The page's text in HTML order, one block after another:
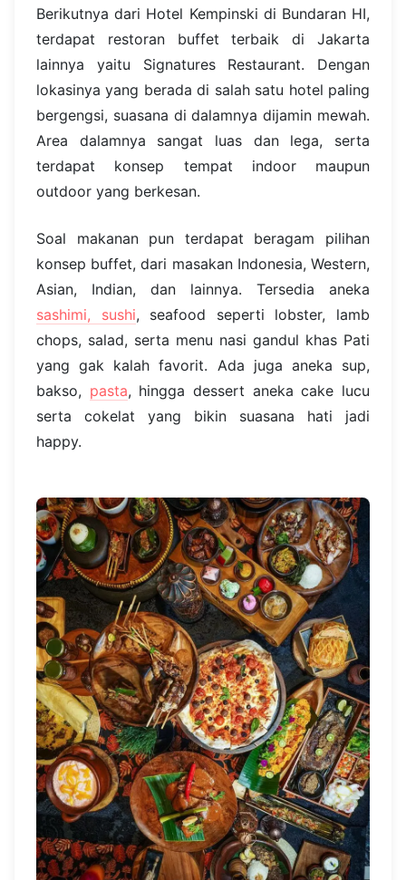
Berikutnya dari Hotel Kempinski di Bundaran HI,
terdapat restoran buffet terbaik di Jakarta
lainnya yaitu Signatures Restaurant. Dengan
lokasinya yang berada di salah satu hotel paling
bergengsi, suasana di dalamnya dijamin mewah.
Area dalamnya sangat luas dan lega, serta
terdapat konsep tempat indoor maupun
outdoor yang berkesan.
Soal makanan pun terdapat beragam pilihan
konsep buffet, dari masakan Indonesia, Western,
Asian, Indian, dan lainnya. Tersedia aneka
sashimi, sushi, seafood seperti lobster, lamb
chops, salad, serta menu nasi gandul khas Pati
yang gak kalah favorit. Ada juga aneka sup,
bakso, pasta, hingga dessert aneka cake lucu
serta cokelat yang bikin suasana hati jadi
happy.